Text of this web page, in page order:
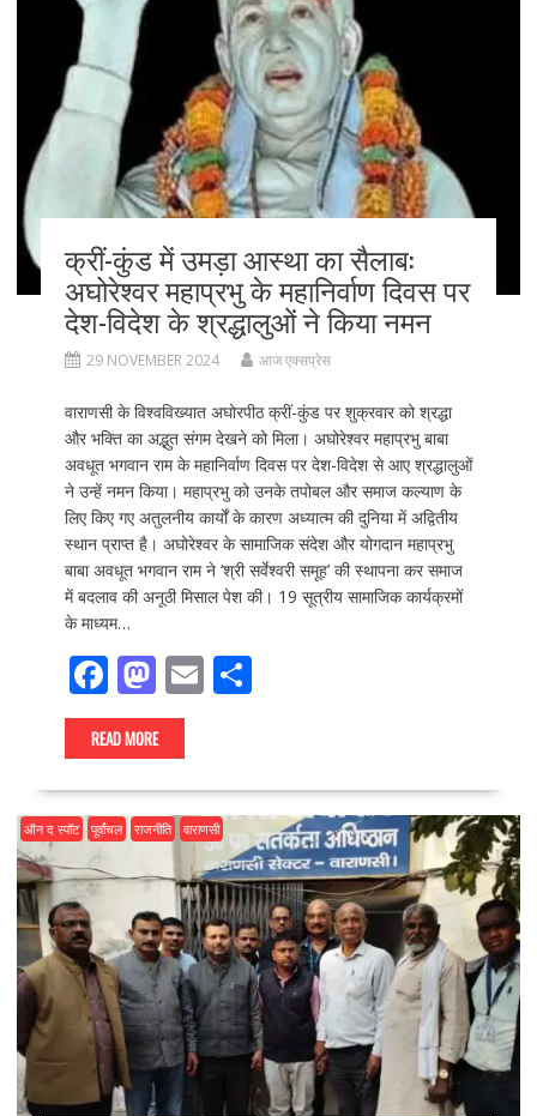
क्रीं-कुंड में उमड़ा आस्था का सैलाब:
अघोरेश्वर महाप्रभु के महानिर्वाण दिवस पर
देश-विदेश के श्रद्धालुओं ने किया नमन
29 NOVEMBER 2024 आज एक्सप्रेस
वाराणसी के विश्वविख्यात अघोरपीठ क्रीं-कुंड पर शुक्रवार को श्रद्धा
और भक्ति का अद्भुत संगम देखने को मिला। अघोरेश्वर महाप्रभु बाबा
अवधूत भगवान राम के महानिर्वाण दिवस पर देश-विदेश से आए श्रद्धालुओं
ने उन्हें नमन किया। महाप्रभु को उनके तपोबल और समाज कल्याण के
लिए किए गए अतुलनीय कार्यों के कारण अध्यात्म की दुनिया में अद्वितीय
स्थान प्राप्त है। अघोरेश्वर के सामाजिक संदेश और योगदान महाप्रभु
बाबा अवधूत भगवान राम ने ‘श्री सर्वेश्वरी समूह’ की स्थापना कर समाज
में बदलाव की अनूठी मिसाल पेश की। 19 सूत्रीय सामाजिक कार्यक्रमों
के माध्यम…
F
ac
e
b
o
o
M
as
to
d
o
n
E
l
S
e
READ MORE
ऑन द स्पॉट पूर्वांचल राजनीति वाराणसी